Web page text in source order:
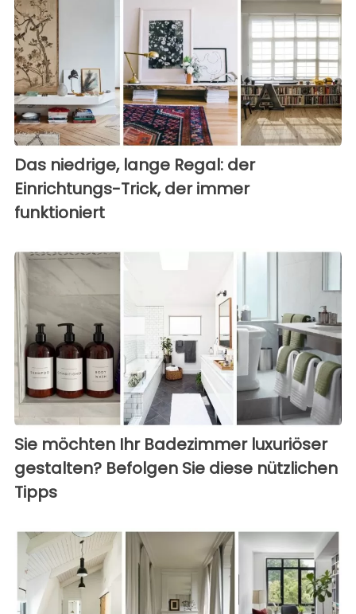
Das niedrige, lange Regal: der
Einrichtungs-Trick, der immer
funktioniert
Sie möchten Ihr Badezimmer luxuriöser
gestalten? Befolgen Sie diese nützlichen
Tipps